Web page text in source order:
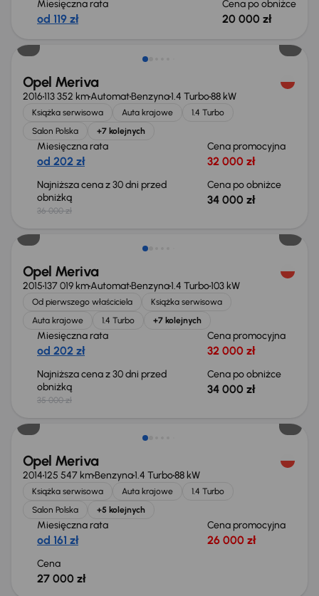
Miesięczna rata
od 119 zł
Cena po obniżce
20 000 zł
Taniej o 2 000 zł
Opel Meriva
2016113 352 kmAutomatBenzyna1.4 Turbo88 kW
Książka serwisowa Auta krajowe
1.4 Turbo
Salon Polska
+7 kolejnych
Miesięczna rata
od 202 zł
Cena promocyjna
32 000 zł
Najniższa cena z 30 dni przed
obniżką
36 000 zł
Cena po obniżce
34 000 zł
Świeżo skupione
Opel Meriva
2015137 019 kmAutomatBenzyna1.4 Turbo103 kW
Od pierwszego właściciela
Książka serwisowa
Auta krajowe
1.4 Turbo +7 kolejnych
Miesięczna rata
od 202 zł
Cena promocyjna
32 000 zł
Najniższa cena z 30 dni przed
obniżką
35 000 zł
Cena po obniżce
34 000 zł
Opel Meriva
2014125 547 kmBenzyna1.4 Turbo88 kW
Książka serwisowa Auta krajowe
1.4 Turbo
Salon Polska
+5 kolejnych
Miesięczna rata
od 161 zł
Cena promocyjna
26 000 zł
Cena
27 000 zł